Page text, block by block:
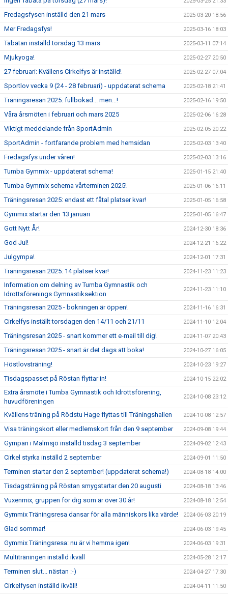
Fredagsfysen inställd den 21 mars 2025-03-20 18:56
Mer Fredagsfys! 2025-03-16 18:03
Tabatan inställd torsdag 13 mars 2025-03-11 07:14
Mjukyoga! 2025-02-27 20:50
27 februari: Kvällens Cirkelfys är inställd! 2025-02-27 07:04
Sportlov vecka 9 (24 - 28 februari) - uppdaterat schema 2025-02-18 21:41
Träningsresan 2025: fullbokad... men...! 2025-02-16 19:50
Våra årsmöten i februari och mars 2025 2025-02-06 16:28
Viktigt meddelande från SportAdmin 2025-02-05 20:22
SportAdmin - fortfarande problem med hemsidan 2025-02-03 13:40
Fredagsfys under våren! 2025-02-03 13:16
Tumba Gymmix - uppdaterat schema! 2025-01-15 21:40
Tumba Gymmix schema vårterminen 2025! 2025-01-06 16:11
Träningsresan 2025: endast ett fåtal platser kvar! 2025-01-05 16:58
Gymmix startar den 13 januari 2025-01-05 16:47
Gott Nytt År! 2024-12-30 18:36
God Jul! 2024-12-21 16:22
Julgympa! 2024-12-01 17:31
Träningsresan 2025: 14 platser kvar! 2024-11-23 11:23
Information om delning av Tumba Gymnastik och
Idrottsförenings Gymnastiksektion
2024-11-23 11:10
Träningsresan 2025 - bokningen är öppen! 2024-11-16 16:31
Cirkelfys inställt torsdagen den 14/11 och 21/11 2024-11-10 12:04
Träningsresan 2025 - snart kommer ett e-mail till dig! 2024-11-07 20:43
Träningsresan 2025 - snart är det dags att boka! 2024-10-27 16:05
Höstlovsträning! 2024-10-23 19:27
Tisdagspasset på Röstan flyttar in! 2024-10-15 22:02
Extra årsmöte i Tumba Gymnastik och Idrottsförening,
huvudföreningen
2024-10-08 23:12
Kvällens träning på Rödstu Hage flyttas till Träningshallen 2024-10-08 12:57
Visa träningskort eller medlemskort från den 9 september 2024-09-08 19:44
Gympan i Malmsjö inställd tisdag 3 september 2024-09-02 12:43
Cirkel styrka inställd 2 september 2024-09-01 11:50
Terminen startar den 2 september! (uppdaterat schema!) 2024-08-18 14:00
Tisdagsträning på Röstan smygstartar den 20 augusti 2024-08-18 13:46
Vuxenmix, gruppen för dig som är över 30 år! 2024-08-18 12:54
Gymmix Träningsresa dansar för alla människors lika värde! 2024-06-03 20:19
Glad sommar! 2024-06-03 19:45
Gymmix Träningsresa: nu är vi hemma igen! 2024-06-03 19:31
Multiträningen inställd ikväll 2024-05-28 12:17
Terminen slut... nästan :-) 2024-04-27 17:30
Cirkelfysen inställd ikväll! 2024-04-11 11:50